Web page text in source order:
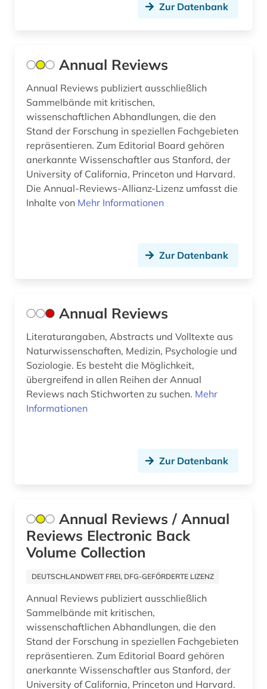
handschrift (1)
hertz, heinrich | physiker; hochschullehrer;
wissenschaftler (1)
hochenergiephysik (4)
hochschullehre (1)
humanbiologie (1)
huygens (1)
hydrologie (5)
ichthyologie (1)
informatik (12)
infrastruktur (1)
ingenieurswesen (1)
interdisziplinarität (1)
iso-norm (1)
italianistik (1)
japan (1)
kernenergie (1)
Zur Datenbank
Annual Reviews
Annual Reviews publiziert ausschließlich
Sammelbände mit kritischen,
wissenschaftlichen Abhandlungen, die den
Stand der Forschung in speziellen Fachgebieten
repräsentieren. Zum Editorial Board gehören
anerkannte Wissenschaftler aus Stanford, der
University of California, Princeton und Harvard.
Die Annual-Reviews-Allianz-Lizenz umfasst die
Inhalte von Mehr Informationen
Zur Datenbank
Annual Reviews
Literaturangaben, Abstracts und Volltexte aus
Naturwissenschaften, Medizin, Psychologie und
Soziologie. Es besteht die Möglichkeit,
übergreifend in allen Reihen der Annual
Reviews nach Stichworten zu suchen. Mehr
Informationen
Zur Datenbank
Annual Reviews / Annual
Reviews Electronic Back
Volume Collection
DEUTSCHLANDWEIT FREI, DFG-GEFÖRDERTE LIZENZ
Annual Reviews publiziert ausschließlich
Sammelbände mit kritischen,
wissenschaftlichen Abhandlungen, die den
Stand der Forschung in speziellen Fachgebieten
repräsentieren. Zum Editorial Board gehören
anerkannte Wissenschaftler aus Stanford, der
University of California, Princeton und Harvard.